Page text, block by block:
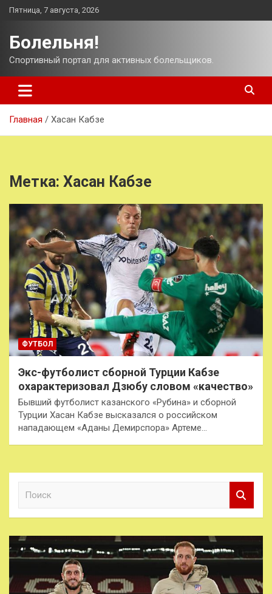
Перейти
Пятница, 7 августа, 2026
Болельня!
Спортивный портал для активных болельщиков.
Главная Хасан Кабзе
Метка: Хасан Кабзе
ФУТБОЛ
Экс-футболист сборной Турции Кабзе
охарактеризовал Дзюбу словом «качество»
Бывший футболист казанского «Рубина» и сборной
Турции Хасан Кабзе высказался о российском
нападающем «Аданы Демирспора» Артеме…
к